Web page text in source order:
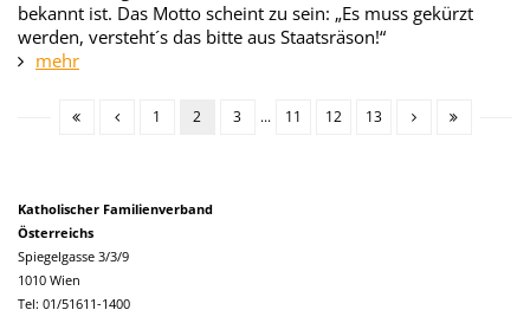
bekannt ist. Das Motto scheint zu sein: „Es muss gekürzt
werden, versteht´s das bitte aus Staatsräson!“
mehr
1 2 3 ... 11 12 13
Katholischer Familienverband
Österreichs
Spiegelgasse 3/3/9
1010 Wien
Tel: 01/51611-1400